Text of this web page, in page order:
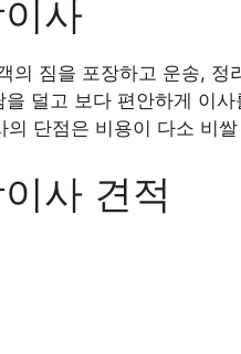
사
의 짐을 포장하고 운송,
덜고 보다 편안하게 이
단점은 비용이 다소 비
사 견적